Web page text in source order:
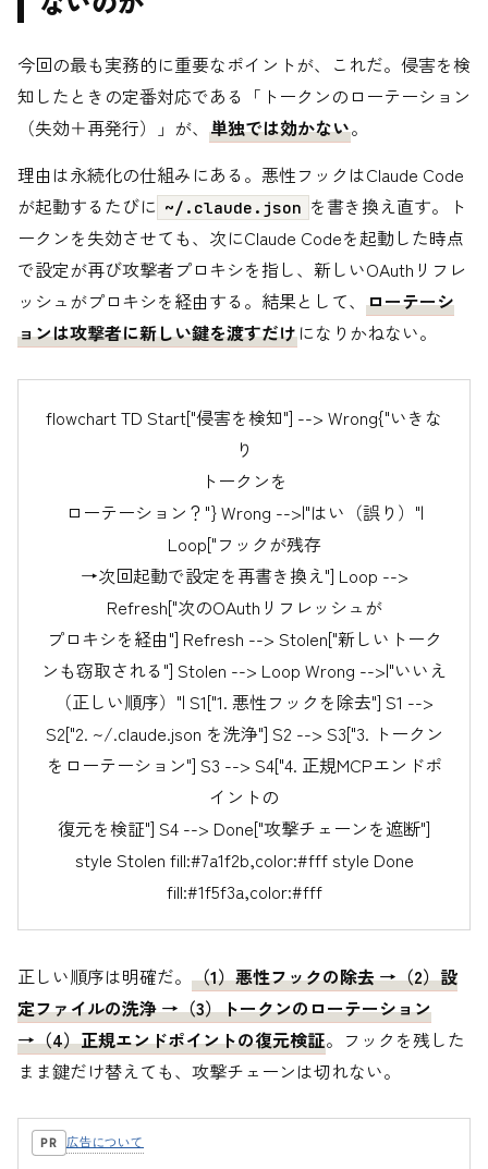
今回の最も実務的に重要なポイントが、これだ。侵害を検
知したときの定番対応である「トークンのローテーション
（失効＋再発行）」が、 単独では効かない。
理由は永続化の仕組みにある。悪性フックはClaude Code
が起動するたびに ~/.claude.json を書き換え直す。ト
ークンを失効させても、次にClaude Codeを起動した時点
で設定が再び攻撃者プロキシを指し、新しいOAuthリフレ
ッシュがプロキシを経由する。結果として、 ローテーシ
ョンは攻撃者に新しい鍵を渡すだけになりかねない。
flowchart TD Start["侵害を検知"] --> Wrong{"いきな
り
トークンを
ローテーション？"} Wrong -->|"はい（誤り）"|
Loop["フックが残存
→次回起動で設定を再書き換え"] Loop -->
Refresh["次のOAuthリフレッシュが
プロキシを経由"] Refresh --> Stolen["新しいトーク
ンも窃取される"] Stolen --> Loop Wrong -->|"いいえ
（正しい順序）"| S1["1. 悪性フックを除去"] S1 -->
S2["2. ~/.claude.json を洗浄"] S2 --> S3["3. トークン
をローテーション"] S3 --> S4["4. 正規MCPエンドポ
イントの
復元を検証"] S4 --> Done["攻撃チェーンを遮断"]
style Stolen fill:#7a1f2b,color:#fff style Done
fill:#1f5f3a,color:#fff
正しい順序は明確だ。 （1）悪性フックの除去 →（2）設
定ファイルの洗浄 →（3）トークンのローテーション
→（4）正規エンドポイントの復元検証。フックを残した
まま鍵だけ替えても、攻撃チェーンは切れない。
PR 広告について